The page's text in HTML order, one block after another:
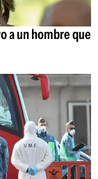
a un hombre que